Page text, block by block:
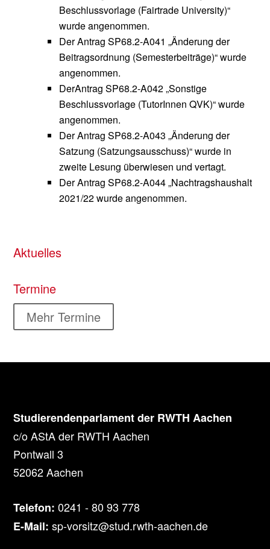
Beschlussvorlage (Fairtrade University)“
wurde angenommen.
Der Antrag SP68.2-A041 „Änderung der
Beitragsordnung (Semesterbeiträge)“ wurde
angenommen.
DerAntrag SP68.2-A042 „Sonstige
Beschlussvorlage (TutorInnen QVK)“ wurde
angenommen.
Der Antrag SP68.2-A043 „Änderung der
Satzung (Satzungsausschuss)“ wurde in
zweite Lesung überwiesen und vertagt.
Der Antrag SP68.2-A044 „Nachtragshaushalt
2021/22 wurde angenommen.
Aktuelles
Termine
Mehr Termine
Studierendenparlament der RWTH Aachen
c/o AStA der RWTH Aachen
Pontwall 3
52062 Aachen
Telefon: 0241 - 80 93 778
E-Mail: sp-vorsitz@stud.rwth-aachen.de